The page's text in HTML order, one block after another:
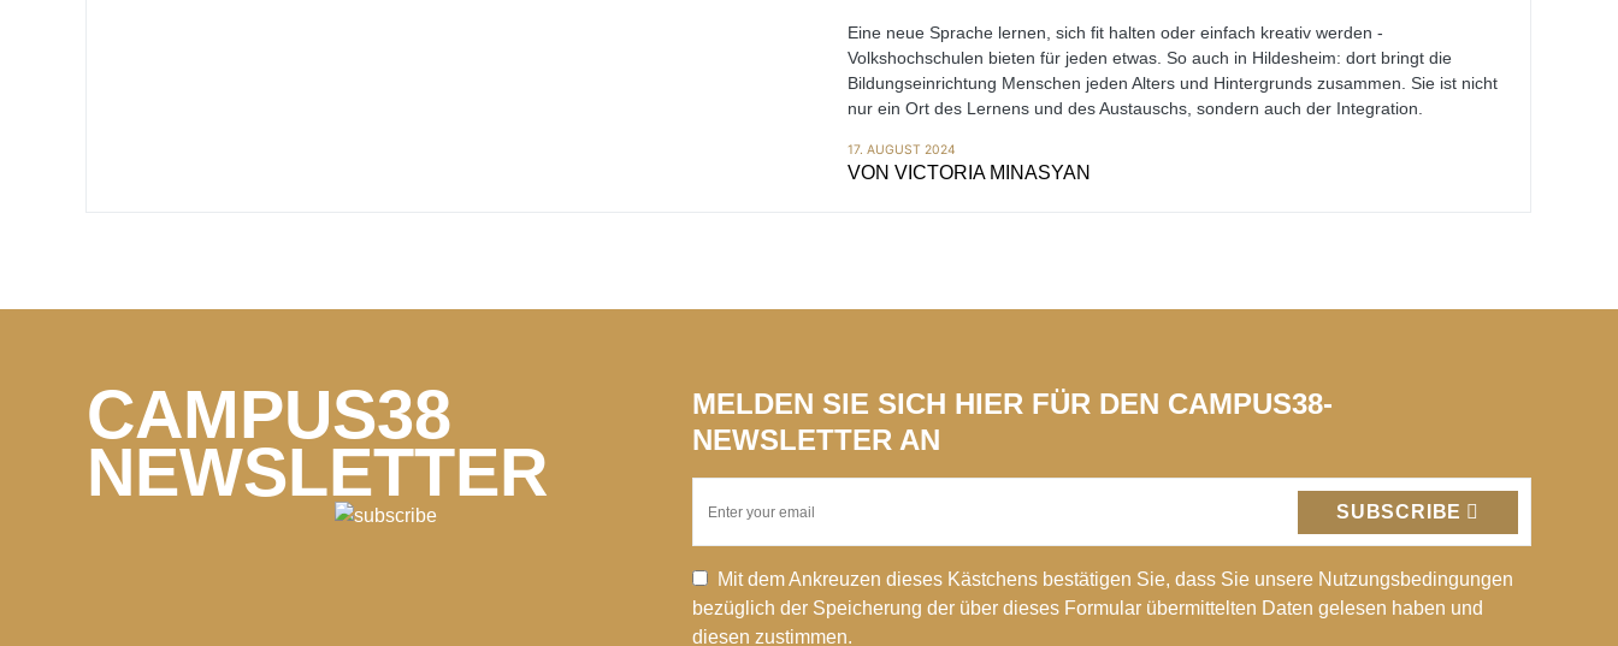
Eine neue Sprache lernen, sich fit halten oder einfach kreativ werden -
Volkshochschulen bieten für jeden etwas. So auch in Hildesheim: dort bringt die
Bildungseinrichtung Menschen jeden Alters und Hintergrunds zusammen. Sie ist nicht
nur ein Ort des Lernens und des Austauschs, sondern auch der Integration.
17. AUGUST 2024
VON VICTORIA MINASYAN
CAMPUS38
NEWSLETTER
MELDEN SIE SICH HIER FÜR DEN CAMPUS38-
NEWSLETTER AN
SUBSCRIBE
Mit dem Ankreuzen dieses Kästchens bestätigen Sie, dass Sie unsere Nutzungsbedingungen
bezüglich der Speicherung der über dieses Formular übermittelten Daten gelesen haben und
diesen zustimmen.